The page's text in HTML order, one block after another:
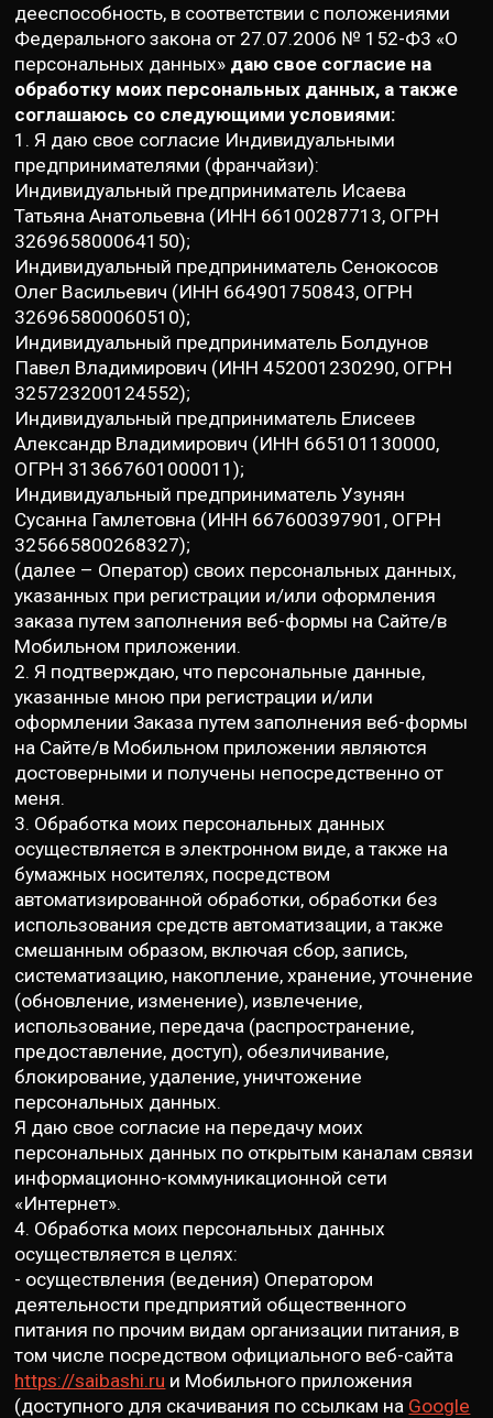
дееспособность, в соответствии с положениями
Федерального закона от 27.07.2006 № 152-Ф3 «О
персональных данных» даю свое согласие на
обработку моих персональных данных, а также
соглашаюсь со следующими условиями:
1. Я даю свое согласие Индивидуальными
предпринимателями (франчайзи):
Индивидуальный предприниматель Исаева
Татьяна Анатольевна (ИНН 66100287713, ОГРН
326965800064150);
Индивидуальный предприниматель Сенокосов
Олег Васильевич (ИНН 664901750843, ОГРН
326965800060510);
Индивидуальный предприниматель Болдунов
Павел Владимирович (ИНН 452001230290, ОГРН
325723200124552);
Индивидуальный предприниматель Елисеев
Александр Владимирович (ИНН 665101130000,
ОГРН 313667601000011);
Индивидуальный предприниматель Узунян
Сусанна Гамлетовна (ИНН 667600397901, ОГРН
325665800268327);
(далее – Оператор) своих персональных данных,
указанных при регистрации и/или оформления
заказа путем заполнения веб-формы на Сайте/в
Мобильном приложении.
2. Я подтверждаю, что персональные данные,
указанные мною при регистрации и/или
оформлении Заказа путем заполнения веб-формы
на Сайте/в Мобильном приложении являются
достоверными и получены непосредственно от
меня.
3. Обработка моих персональных данных
осуществляется в электронном виде, а также на
бумажных носителях, посредством
автоматизированной обработки, обработки без
использования средств автоматизации, а также
смешанным образом, включая сбор, запись,
систематизацию, накопление, хранение, уточнение
(обновление, изменение), извлечение,
использование, передача (распространение,
предоставление, доступ), обезличивание,
блокирование, удаление, уничтожение
персональных данных.
Я даю свое согласие на передачу моих
персональных данных по открытым каналам связи
информационно-коммуникационной сети
«Интернет».
4. Обработка моих персональных данных
осуществляется в целях:
- осуществления (ведения) Оператором
деятельности предприятий общественного
питания по прочим видам организации питания, в
том числе посредством официального веб-сайта
https://saibashi.ru и Мобильного приложения
(доступного для скачивания по ссылкам на Google